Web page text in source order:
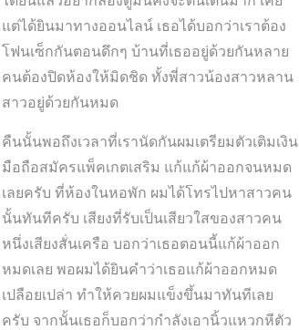
แต่ได้ยินมาทางออนไลน์ เธอได้บอกว่าเราต้อง
โฟนเซ็กกันตอนดึกๆ บ้านที่เธออยู่ด้วยกันหลาย
คนต้องปิดห้องให้มิดชิด ทั้งพี่สาวน้องสาวหลาน
สาวอยู่ด้วยกันหมด
คืนนั้นพอถึงเวลาที่เรานัดกันผมเตรียมตัวเติมเงิน
มือถือสมัครแพ็คเกตเสริม แก้แก้ผ้าออกจนหมด
เลยครับ ที่ห้องในหอพัก ผมได้โทรไปหาสาวคน
นั้นทันทีครับ เสียงที่รับเป็นเสียวใสของสาวคน
หนึ่งเสียงสั่นเครือ บอกว่าเธอตอนนี้แก้ผ้าออก
หมดเลย พอผมได้ยินคำว่าเธอแก้ผ้าออกหมด
เปลือยเปล่า ทำให้ควยผมแข็งขึ้นมาทันทีเลย
ครับ จากนั้นเธอก็บอกว่ากำลังเอานิ้วแหวกหีตัว